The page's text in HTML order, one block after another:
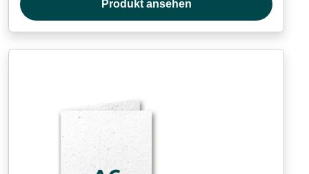
Produkt ansehen